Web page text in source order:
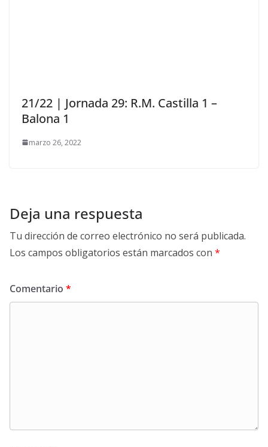
21/22 | Jornada 29: R.M. Castilla 1 –
Balona 1
marzo 26, 2022
Deja una respuesta
Tu dirección de correo electrónico no será publicada.
Los campos obligatorios están marcados con *
Comentario *